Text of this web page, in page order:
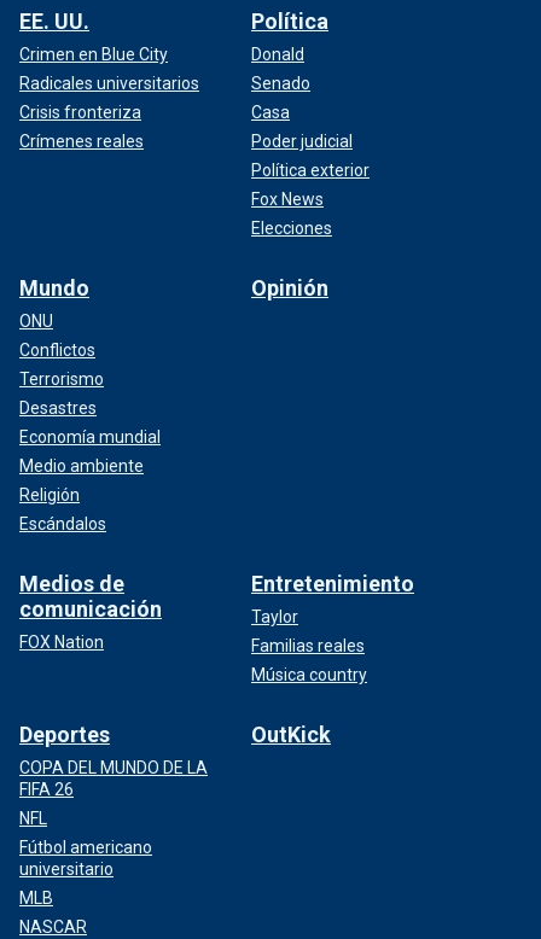
EE. UU.
Crimen en Blue City
Radicales universitarios
Crisis fronteriza
Crímenes reales
Política
Donald
Senado
Casa
Poder judicial
Política exterior
Fox News
Elecciones
Mundo
ONU
Conflictos
Terrorismo
Desastres
Economía mundial
Medio ambiente
Religión
Escándalos
Opinión
Medios de
comunicación
FOX Nation
Entretenimiento
Taylor
Familias reales
Música country
Deportes
COPA DEL MUNDO DE LA
FIFA 26
NFL
Fútbol americano
universitario
MLB
NASCAR
OutKick